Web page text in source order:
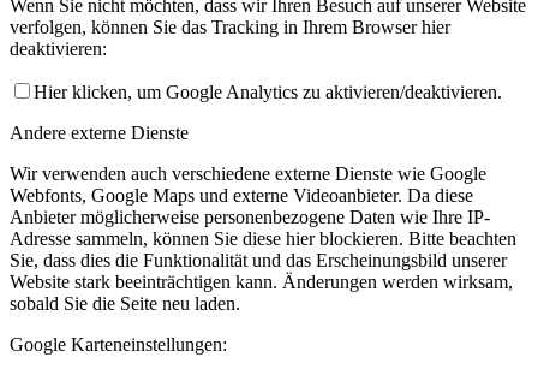
Wenn Sie nicht möchten, dass wir Ihren Besuch auf unserer Website
verfolgen, können Sie das Tracking in Ihrem Browser hier
deaktivieren:
Hier klicken, um Google Analytics zu aktivieren/deaktivieren.
Andere externe Dienste
Wir verwenden auch verschiedene externe Dienste wie Google
Webfonts, Google Maps und externe Videoanbieter. Da diese
Anbieter möglicherweise personenbezogene Daten wie Ihre IP-
Adresse sammeln, können Sie diese hier blockieren. Bitte beachten
Sie, dass dies die Funktionalität und das Erscheinungsbild unserer
Website stark beeinträchtigen kann. Änderungen werden wirksam,
sobald Sie die Seite neu laden.
Google Karteneinstellungen: